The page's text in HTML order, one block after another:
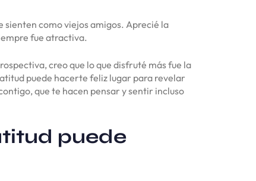
sienten como viejos amigos. Aprecié la
fue atractiva.
creo que lo que disfruté más fue la
puede hacerte feliz lugar para revelar
que te hacen pensar y sentir incluso
puede